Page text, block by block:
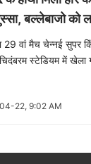
बल्लेबाजो को
वां मैच चेन्नई सुपर
स्टेडियम में खेला
22, 9:02 AM